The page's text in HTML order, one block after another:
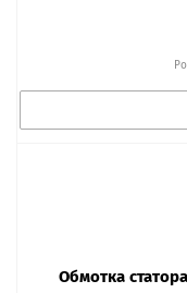
Обмотка